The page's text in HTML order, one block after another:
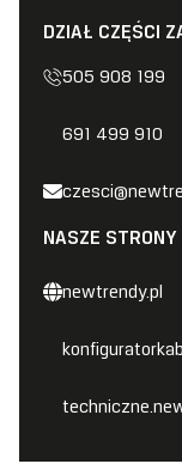
DZIAŁ CZĘŚCI
505 908 199
691 499 910
NASZE
newtrendy.pl